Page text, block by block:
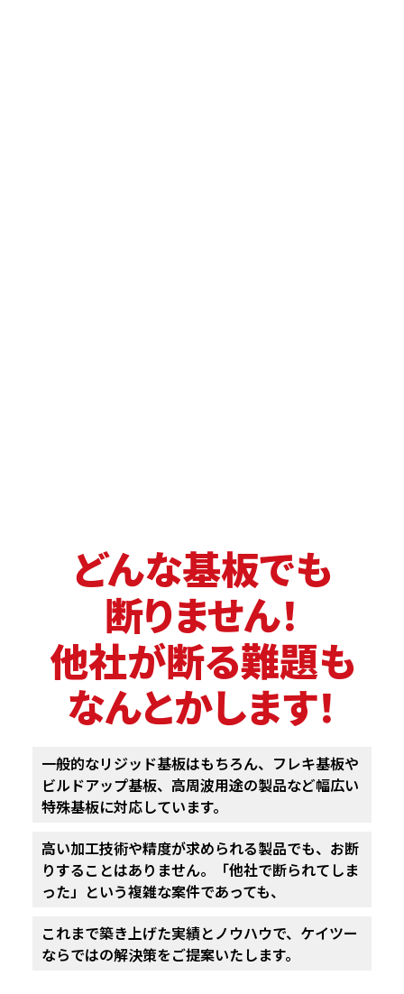
どんな基板でも
断りません！
他社が断る難題も
なんとかします！
一般的なリジッド基板はもちろん、フレキ基板や
ビルドアップ基板、 高周波用途の製品など幅広い
特殊基板に対応しています。
高い加工技術や精度が求められる製品でも、お断
りすることはありません。
「他社で断られてしま
った」という複雑な案件であっても、
これまで築き上げた実績とノウハウで、 ケイツー
ならではの解決策をご提案いたします。